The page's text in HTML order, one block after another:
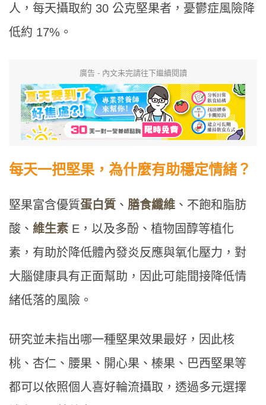
人，每天攝取約 30 公克堅果者，憂鬱症風險降
低約 17%。
廣告 - 內文未完請往下繼續閱讀
每天一把堅果，為什麼有助穩定情緒？
堅果富含優質蛋白質 、 膳食纖維 、不飽和脂肪
酸、 維生素 E，以及多酚、植物固醇等植化
素，有助於降低體內發炎反應與氧化壓力，對
大腦健康具有正面幫助，因此可能間接降低情
緒低落的風險。
研究並未指出哪一種堅果效果最好，因此核
桃、杏仁、腰果、開心果、榛果、巴西堅果等
都可以依照個人喜好輪流攝取，透過多元選擇